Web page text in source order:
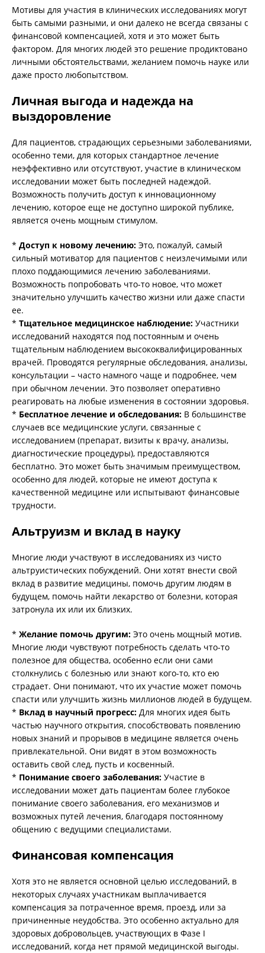
Мотивы для участия в клинических исследованиях могут
быть самыми разными, и они далеко не всегда связаны с
финансовой компенсацией, хотя и это может быть
фактором. Для многих людей это решение продиктовано
личными обстоятельствами, желанием помочь науке или
даже просто любопытством.
Личная выгода и надежда на
выздоровление
Для пациентов, страдающих серьезными заболеваниями,
особенно теми, для которых стандартное лечение
неэффективно или отсутствуют, участие в клиническом
исследовании может быть последней надеждой.
Возможность получить доступ к инновационному
лечению, которое еще не доступно широкой публике,
является очень мощным стимулом.
* Доступ к новому лечению: Это, пожалуй, самый
сильный мотиватор для пациентов с неизлечимыми или
плохо поддающимися лечению заболеваниями.
Возможность попробовать что-то новое, что может
значительно улучшить качество жизни или даже спасти
ее.
* Тщательное медицинское наблюдение: Участники
исследований находятся под постоянным и очень
тщательным наблюдением высококвалифицированных
врачей. Проводятся регулярные обследования, анализы,
консультации – часто намного чаще и подробнее, чем
при обычном лечении. Это позволяет оперативно
реагировать на любые изменения в состоянии здоровья.
* Бесплатное лечение и обследования: В большинстве
случаев все медицинские услуги, связанные с
исследованием (препарат, визиты к врачу, анализы,
диагностические процедуры), предоставляются
бесплатно. Это может быть значимым преимуществом,
особенно для людей, которые не имеют доступа к
качественной медицине или испытывают финансовые
трудности.
Альтруизм и вклад в науку
Многие люди участвуют в исследованиях из чисто
альтруистических побуждений. Они хотят внести свой
вклад в развитие медицины, помочь другим людям в
будущем, помочь найти лекарство от болезни, которая
затронула их или их близких.
* Желание помочь другим: Это очень мощный мотив.
Многие люди чувствуют потребность сделать что-то
полезное для общества, особенно если они сами
столкнулись с болезнью или знают кого-то, кто ею
страдает. Они понимают, что их участие может помочь
спасти или улучшить жизнь миллионов людей в будущем.
* Вклад в научный прогресс: Для многих идея быть
частью научного открытия, способствовать появлению
новых знаний и прорывов в медицине является очень
привлекательной. Они видят в этом возможность
оставить свой след, пусть и косвенный.
* Понимание своего заболевания: Участие в
исследовании может дать пациентам более глубокое
понимание своего заболевания, его механизмов и
возможных путей лечения, благодаря постоянному
общению с ведущими специалистами.
Финансовая компенсация
Хотя это не является основной целью исследований, в
некоторых случаях участникам выплачивается
компенсация за потраченное время, проезд, или за
причиненные неудобства. Это особенно актуально для
здоровых добровольцев, участвующих в Фазе I
исследований, когда нет прямой медицинской выгоды.